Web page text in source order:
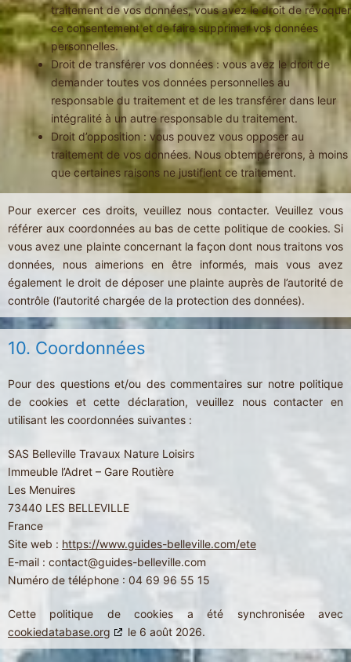
traitement de vos données, vous avez le droit de révoquer
ce consentement et de faire supprimer vos données
personnelles.
Droit de transférer vos données : vous avez le droit de
demander toutes vos données personnelles au
responsable du traitement et de les transférer dans leur
intégralité à un autre responsable du traitement.
Droit d’opposition : vous pouvez vous opposer au
traitement de vos données. Nous obtempérerons, à moins
que certaines raisons ne justifient ce traitement.
Pour exercer ces droits, veuillez nous contacter. Veuillez vous
référer aux coordonnées au bas de cette politique de cookies. Si
vous avez une plainte concernant la façon dont nous traitons vos
données, nous aimerions en être informés, mais vous avez
également le droit de déposer une plainte auprès de l’autorité de
contrôle (l’autorité chargée de la protection des données).
10. Coordonnées
Pour des questions et/ou des commentaires sur notre politique
de cookies et cette déclaration, veuillez nous contacter en
utilisant les coordonnées suivantes :
SAS Belleville Travaux Nature Loisirs
Immeuble l’Adret – Gare Routière
Les Menuires
73440 LES BELLEVILLE
France
Site web : https://www.guides-belleville.com/ete
E-mail : contact@guides-belleville.com
Numéro de téléphone : 04 69 96 55 15
Cette politique de cookies a été synchronisée avec
cookiedatabase.org
le 6 août 2026.